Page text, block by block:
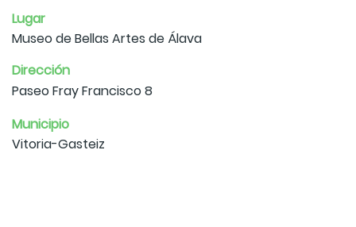
Lugar
Museo de Bellas Artes de Álava
Dirección
Paseo Fray Francisco 8
Municipio
Vitoria-Gasteiz